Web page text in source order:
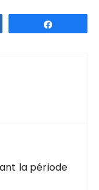
la période